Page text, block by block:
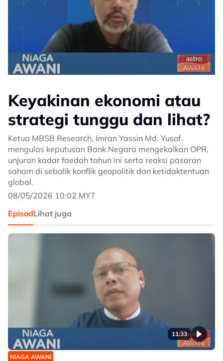
Keyakinan ekonomi atau
strategi tunggu dan lihat?
Ketua MBSB Research, Imran Yassin Md. Yusof.
mengulas keputusan Bank Negara mengekalkan OPR,
unjuran kadar faedah tahun ini serta reaksi pasaran
saham di sebalik konflik geopolitik dan ketidaktentuan
global.
08/05/2026 10:02 MYT
EpisodLihat juga
11:33
NIAGA AWANI